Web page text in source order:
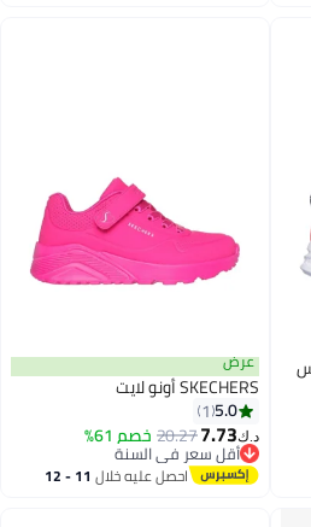
عرض
SKECHERS أونو لايت
5.0
1
د.ك‏7.73
20.27خصم 61%
أقل سعر في السنة
أقل سعر في السنة
احصل عليه خلال 11 - 12